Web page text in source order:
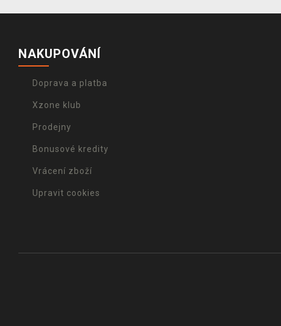
NAKUPOVÁNÍ
Doprava a platba
Xzone klub
Prodejny
Bonusové kredity
Vrácení zboží
Upravit cookies